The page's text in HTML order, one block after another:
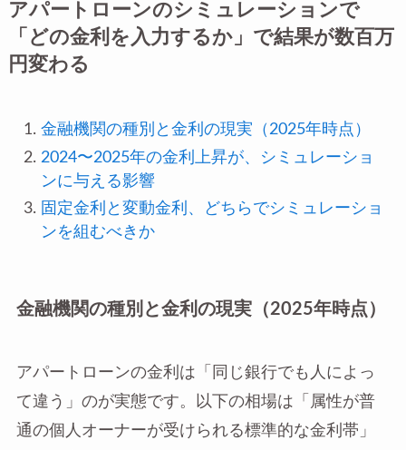
アパートローンのシミュレーションで
「どの金利を入力するか」で結果が数百万
円変わる
金融機関の種別と金利の現実（2025年時点）
2024〜2025年の金利上昇が、シミュレーショ
ンに与える影響
固定金利と変動金利、どちらでシミュレーショ
ンを組むべきか
金融機関の種別と金利の現実（2025年時点）
アパートローンの金利は「同じ銀行でも人によっ
て違う」のが実態です。以下の相場は「属性が普
通の個人オーナーが受けられる標準的な金利帯」